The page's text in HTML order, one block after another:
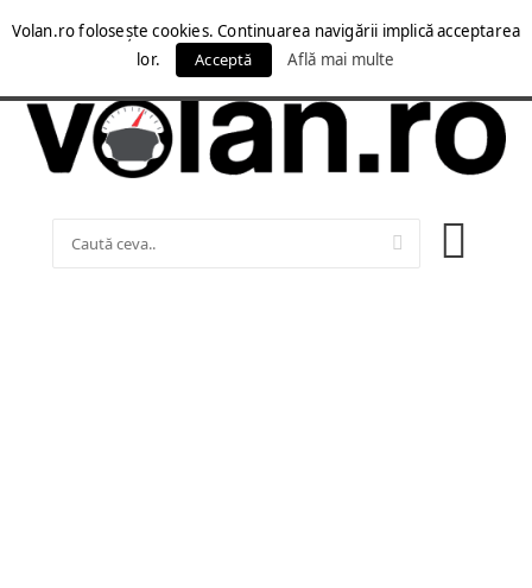
Volan.ro folosește cookies. Continuarea navigării implică acceptarea
lor.
Acceptă Află mai multe